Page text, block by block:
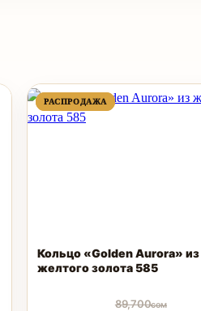
РАСПРОДАЖА ПРОДАВАЕМЫЙ
ТОВАР
РАСПРОДАЖА ПРОДАВАЕМЫЙ
ТОВАР
Кольцо «Golden Aurora» из
желтого золота 585
89,700сом